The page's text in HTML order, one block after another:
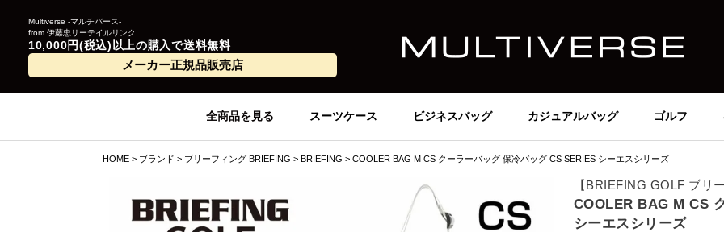
Multiverse -マルチバース-
from 伊藤忠リーテイルリンク
10,000円(税込)以上の購入で送料無料
メーカー正規品販売店
全商品を見る スーツケース ビジネスバッグ カジュアルバッグ ゴルフ
HOME ブランド ブリーフィング BRIEFING BRIEFING COOLER BAG M CS クーラーバッグ 保冷バッグ CS SERIES シーエスシリーズ
【BRIEFING GOLF ブリ
COOLER BAG M CS
シーエスシリーズ